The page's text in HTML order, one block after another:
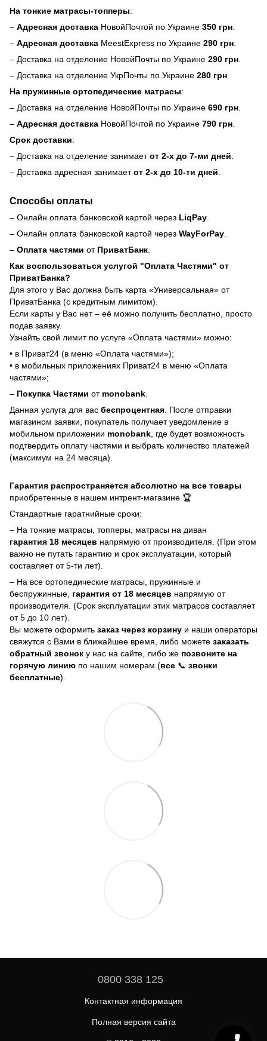
На тонкие матрасы-топперы:
– Адресная доставка НовойПочтой по Украине 350 грн
– Адресная доставка MeestExpress по Украине 290 грн
– Доставка на отделение НовойПочты по Украине 290 грн
– Доставка на отделение УкрПочты по Украине 280 грн
На пружинные ортопедические матрасы:
– Доставка на отделение НовойПочты по Украине 690 грн
– Адресная доставка НовойПочтой по Украине 790 грн
Срок доставки:
– Доставка на отделение занимаетот 2-х до 7-ми дней
– Доставка адресная занимаетот 2-х до 10-ти дней
Способы оплаты
– Онлайн оплата банковской картой через LiqPay
– Онлайн оплата банковской картой через WayForPay
– Оплата частями от ПриватБанк
Как воспользоваться услугой "Оплата Частями" от
ПриватБанка?
Для этого у Вас должна быть карта «Универсальная» от
ПриватБанка (с кредитным лимитом).
Если карты у Вас нет – её можно получить бесплатно, просто
подав заявку.
Узнайть свой лимит по услуге «Оплата частями» можно:
• в Приват24 (в меню «Оплата частями»);
• в мобильных приложениях Приват24 в меню «Оплата
частями»;
– Покупка Частями от monobank
Данная услуга для вас беспроцентная . После отправки
магазином заявки, покупатель получает уведомление в
мобильном приложении monobank , где будет возможность
подтвердить оплату частями и выбрать количество платежей
(максимум на 24 месяца).
Гарантия распространяется абсолютно на все товары
приобретенные в нашем интрент-магазине 🏆
Стандартные гаратнийные сроки:
– На тонкие матрасы, топперы, матрасы на диван
гарантия 18 месяцев напрямую от производителя. (При этом
важно не путать гарантию и срок эксплуатации, который
составляет от 5-ти лет).
– На все ортопедические матрасы, пружинные и
беспружинные, гарантия от 18 месяцев напрямую от
производителя. (Срок эксплуатации этих матрасов составляет
от 5 до 10 лет).
Вы можете оформить заказ через корзину и наши операторы
свяжутся с Вами в ближайшее время, либо можете заказать
обратный звонок у нас на сайте, либо же позвоните на
горячую линию по нашим номерам (все 📞 звонки
бесплатные).
0800 338 125
Контактная информация
Полная версия сайта